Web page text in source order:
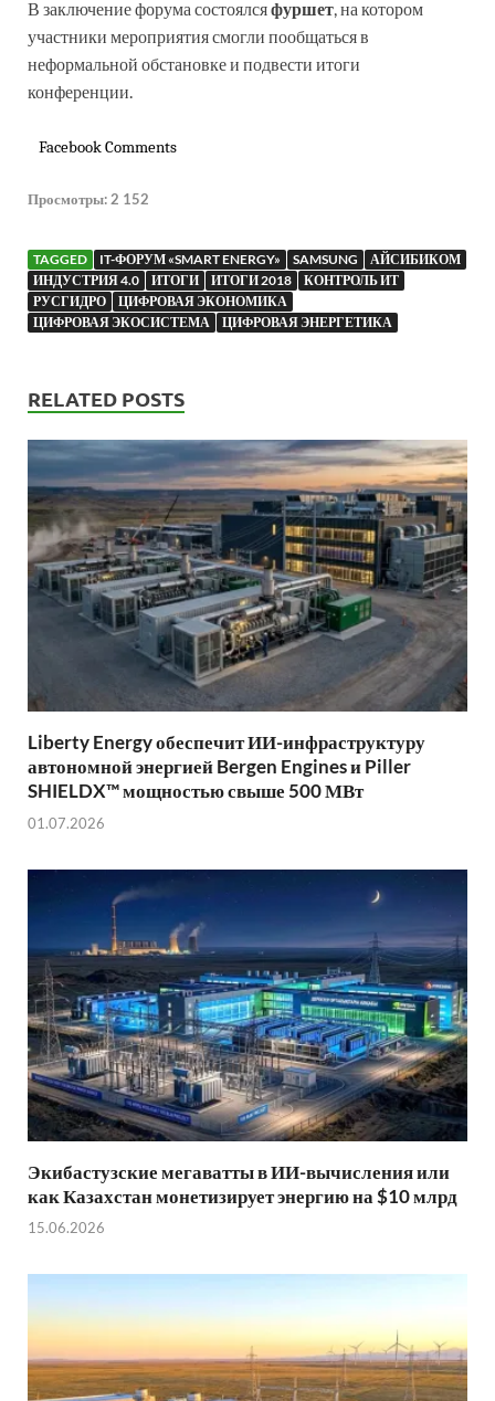
В заключение форума состоялсяфуршет, на котором
участники мероприятия смогли пообщаться в
неформальной обстановке и подвести итоги
конференции.
Facebook Comments
Просмотры:2 152
TAGGED IT-ФОРУМ «SMART ENERGY» SAMSUNG
АЙСИБИКОМ
ИНДУСТРИЯ 4.0
ИТОГИ ИТОГИ 2018
КОНТРОЛЬ ИТ
РУСГИДРО
ЦИФРОВАЯ ЭКОНОМИКА
ЦИФРОВАЯ ЭКОСИСТЕМА
ЦИФРОВАЯ ЭНЕРГЕТИКА
RELATED POSTS
Liberty Energy обеспечит ИИ-инфраструктуру
автономной энергией Bergen Engines и Piller
SHIELDX™ мощностью свыше 500 МВт
01.07.2026
Экибастузские мегаватты в ИИ-вычисления или
как Казахстан монетизирует энергию на $10 млрд
15.06.2026